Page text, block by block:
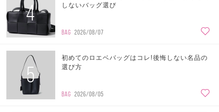
4
しないバッグ選び
BAG 2026/08/07
5
初めてのロエベバッグはコレ!後悔しない名品の
選び方
BAG 2026/08/05